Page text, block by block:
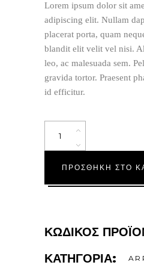
Lorem ipsum dolor sit
adipiscing elit. Nullam
placerat porta, quam
blandit elit velit vel nisi.
leo, ac malesuada sem.
gravida tortor. Praesent
id efficitur.
ΠΡΟΣΘΉΚΗ ΣΤΟ
ΚΩΔΙΚΌΣ
ΚΑΤΗΓΟΡΊΑ: